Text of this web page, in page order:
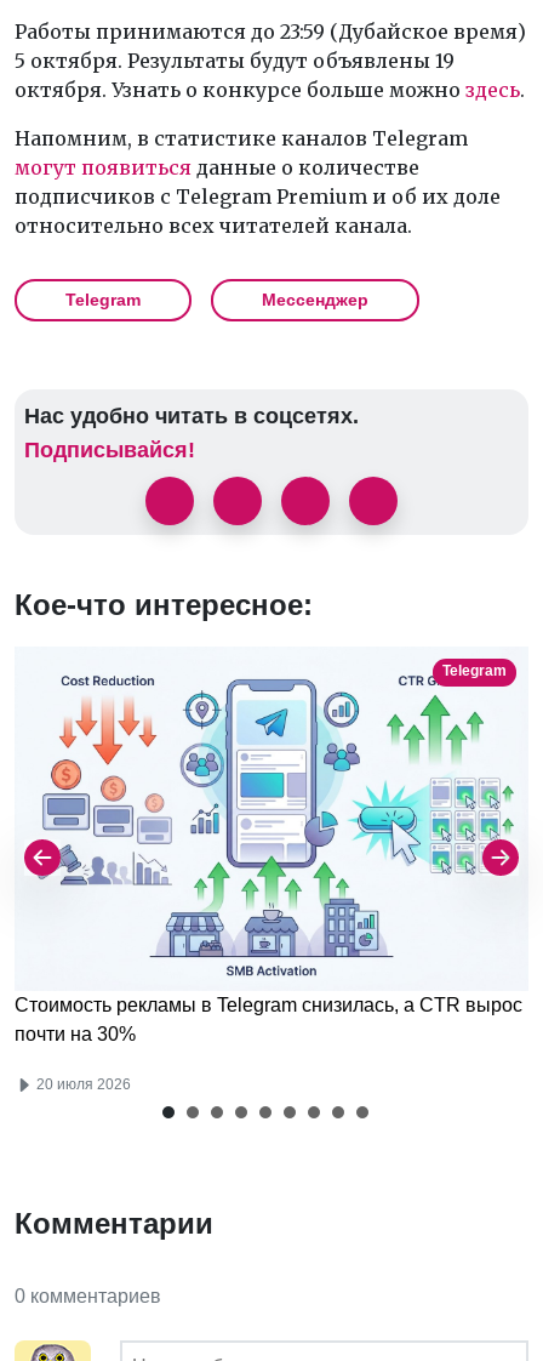
Работы принимаются до 23:59 (Дубайское время)
5 октября. Результаты будут объявлены 19
октября. Узнать о конкурсе больше можно здесь.
Напомним, в статистике каналов Telegram
могут появиться данные о количестве
подписчиков с Telegram Premium и об их доле
относительно всех читателей канала.
Telegram Мессенджер
Нас удобно читать в соцсетях.
Подписывайся!
Кое-что интересное:
Telegram
Стоимость рекламы в Telegram снизилась, а CTR вырос
почти на 30%
20 июля 2026
Комментарии
0 комментариев